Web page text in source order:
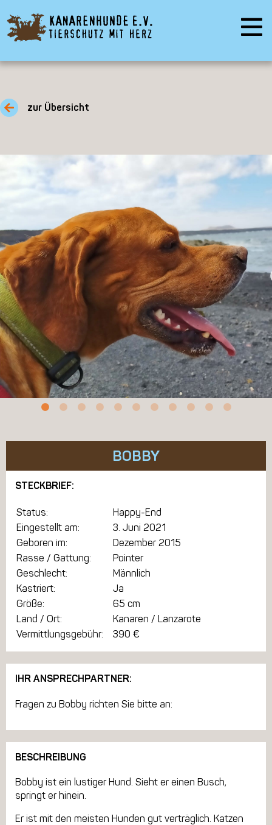
zur Übersicht
BOBBY
STECKBRIEF:
Status:
Happy-End
Eingestellt am:
3. Juni 2021
Geboren im:
Dezember 2015
Rasse / Gattung:
Pointer
Geschlecht:
Männlich
Kastriert:
Ja
Größe:
65 cm
Land / Ort:
Kanaren / Lanzarote
Vermittlungsgebühr:
390 €
IHR ANSPRECHPARTNER:
Fragen zu Bobby richten Sie bitte an:
BESCHREIBUNG
Bobby ist ein lustiger Hund. Sieht er einen Busch,
springt er hinein.
Er ist mit den meisten Hunden gut verträglich. Katzen